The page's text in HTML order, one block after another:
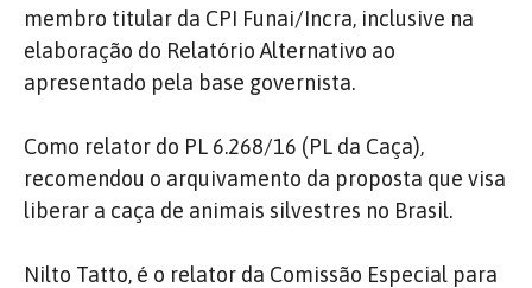
membro titular da CPI Funai/Incra, inclusive na
elaboração do Relatório Alternativo ao
apresentado pela base governista.
Como relator do PL 6.268/16 (PL da Caça),
recomendou o arquivamento da proposta que visa
liberar a caça de animais silvestres no Brasil.
Nilto Tatto, é o relator da Comissão Especial para